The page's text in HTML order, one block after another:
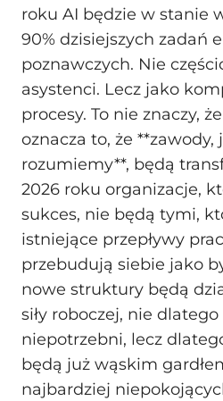
roku AI będzie w stanie
90% dzisiejszych zadań
poznawczych. Nie
asystenci. Lecz jako
procesy. To nie znaczy,
oznacza to, że
rozumiemy**, będą
2026 roku organizacje,
sukces, nie będą tymi,
istniejące przepływy
przebudują siebie jako
nowe struktury będą
siły roboczej, nie dlatego
niepotrzebni, lecz
będą już wąskim
najbardziej